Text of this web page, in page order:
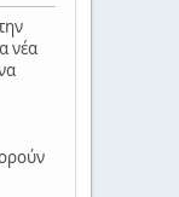
νέα